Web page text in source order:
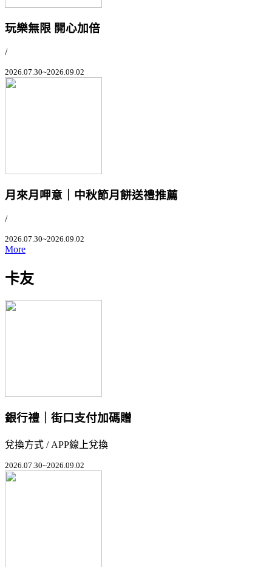
玩樂無限 開心加倍
/
2026.07.30~2026.09.02
月來月呷意｜中秋節月餅送禮推薦
/
2026.07.30~2026.09.02
More
卡友
銀行禮｜街口支付加碼贈
兌換方式 / APP線上兌換
2026.07.30~2026.09.02